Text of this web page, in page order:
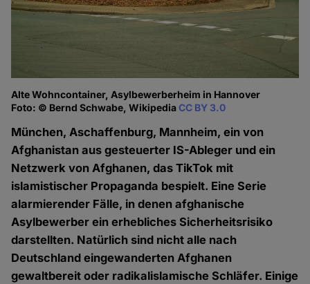
Alte Wohncontainer, Asylbewerberheim in Hannover
Foto: © Bernd Schwabe, WikipediaCC BY 3.0
München, Aschaffenburg, Mannheim, ein von
Afghanistan aus gesteuerter IS-Ableger und ein
Netzwerk von Afghanen, das TikTok mit
islamistischer Propaganda bespielt. Eine Serie
alarmierender Fälle, in denen afghanische
Asylbewerber ein erhebliches Sicherheitsrisiko
darstellten. Natürlich sind nicht alle nach
Deutschland eingewanderten Afghanen
gewaltbereit oder radikalislamische Schläfer. Einige